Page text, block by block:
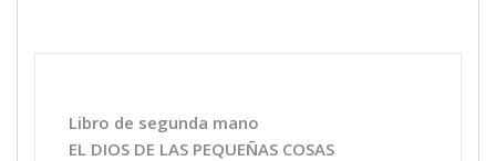
Libro de segunda mano
EL DIOS DE LAS PEQUEÑAS COSAS